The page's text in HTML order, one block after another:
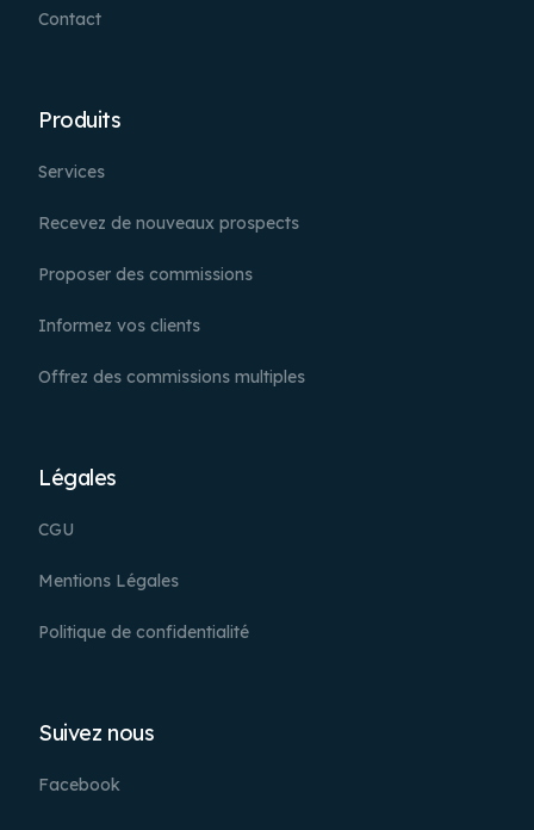
Contact
Produits
Services
Recevez de nouveaux prospects
Proposer des commissions
Informez vos clients
Offrez des commissions multiples
Légales
CGU
Mentions Légales
Politique de confidentialité
Suivez nous
Facebook